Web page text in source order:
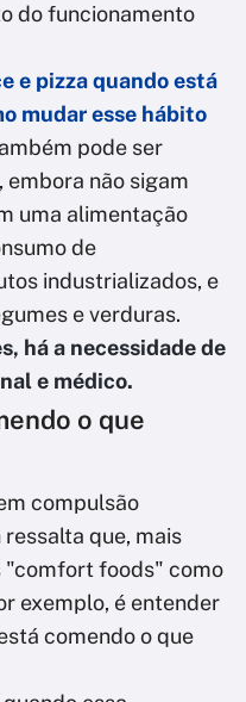
do funcionamento
e pizza quando está
mudar esse hábito
pode ser
embora não sigam
uma alimentação
de
industrializados, e
e verduras.
há a necessidade de
e médico.
o que
compulsão
que, mais
"comfort foods" como
exemplo, é entender
comendo o que